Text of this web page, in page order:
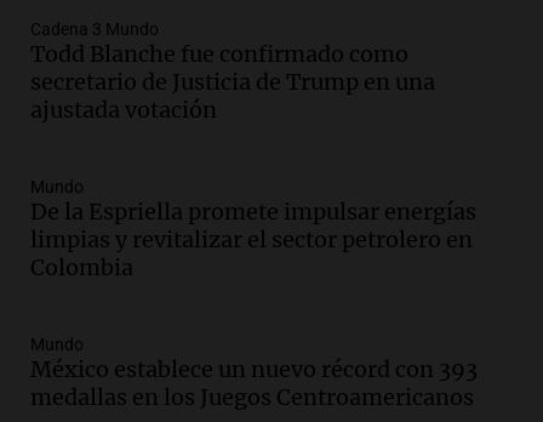
Audio.Río Gallegos reporta frío extremo
y llega avión para escuelas de la décima
brigada aérea
Panorama Federal
Audio.
como enfermedad laboral tras la muerte
de un docente
Panorama Federal
Luis a partir de agosto por nueva
regulación de la energía
Panorama Federal
Cadena 3 Mundo
Todd Blanche fue confirmado como
secretario de Justicia de Trump en una
ajustada votación
Mundo
De la Espriella promete impulsar energías
limpias y revitalizar el sector petrolero en
Colombia
Mundo
México establece un nuevo récord con 393
medallas en los Juegos Centroamericanos